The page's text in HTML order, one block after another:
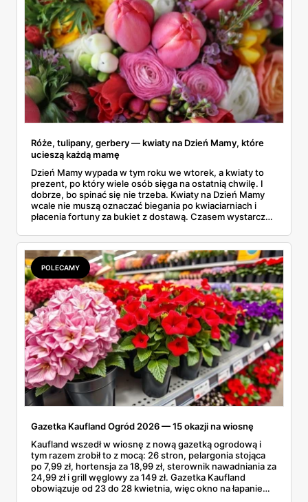
Róże, tulipany, gerbery — kwiaty na Dzień Mamy, które
ucieszą każdą mamę
Dzień Mamy wypada w tym roku we wtorek, a kwiaty to
prezent, po który wiele osób sięga na ostatnią chwilę. I
dobrze, bo spinać się nie trzeba. Kwiaty na Dzień Mamy
wcale nie muszą oznaczać biegania po kwiaciarniach i
płacenia fortuny za bukiet z dostawą. Czasem wystarczy
na naprawdę ładny prezent za kilkanaście złotych. A
wybór jest spory: od ciętych bukietów po kwiaty
doniczkowe, które cieszą dłużej niż tydzień. Mama będzie
zachwycona, a portfel ledwo to odczuje.
POLECAMY
Gazetka Kaufland Ogród 2026 — 15 okazji na wiosnę
Kaufland wszedł w wiosnę z nową gazetką ogrodową i
tym razem zrobił to z mocą: 26 stron, pelargonia stojąca
po 7,99 zł, hortensja za 18,99 zł, sterownik nawadniania za
24,99 zł i grill węglowy za 149 zł. Gazetka Kaufland
obowiązuje od 23 do 28 kwietnia, więc okno na łapanie